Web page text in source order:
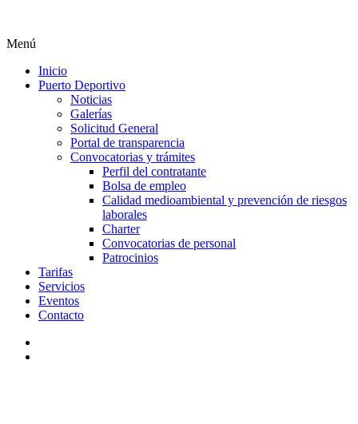
Menú
Inicio
Puerto Deportivo
Noticias
Galerías
Solicitud General
Portal de transparencia
Convocatorias y trámites
Perfil del contratante
Bolsa de empleo
Calidad medioambiental y prevención de riesgos
laborales
Charter
Convocatorias de personal
Patrocinios
Tarifas
Servicios
Eventos
Contacto